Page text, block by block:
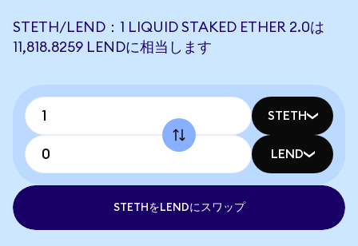
STETH/LEND：1 LIQUID STAKED ETHER 2.0は
11,818.8259 LENDに相当します
STETH
LEND
STETHをLENDにスワップ